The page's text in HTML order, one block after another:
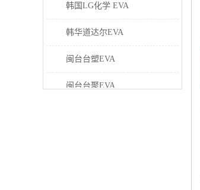
韩国LG化学 EVA
韩华道达尔EVA
闽台台塑EVA
闽台台聚EVA